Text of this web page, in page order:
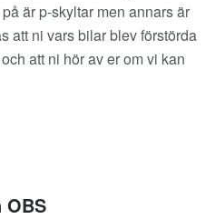
är p-skyltar men annars är
att ni vars bilar blev förstörda
att ni hör av er om vi kan